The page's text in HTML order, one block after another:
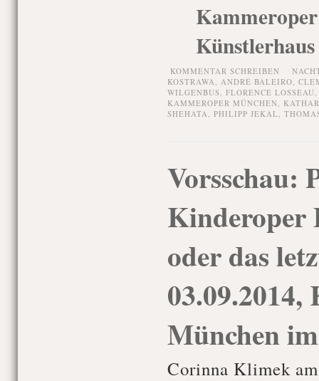
Künstlerhaus
KOMMENTAR SCHREIBEN
KOSTRAWA, ANDRÉ BALEIRO,
WILGENBUS, FLORENCE LOSSEAU
KAMMEROPER MÜNCHEN,
SHEHATA, PHILIPP JEKAL,
Vorsschau:
Kinderoper
oder das
München
Corinna Klimek